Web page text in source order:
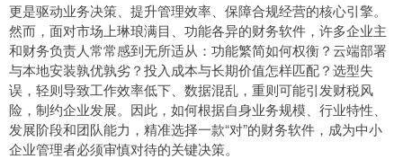
更是驱动业务决策、提升管理效率、保障合规经营的核心引擎。
然而，面对市场上琳琅满目、功能各异的财务软件，许多企业主
和财务负责人常常感到无所适从：功能繁简如何权衡？云端部署
与本地安装孰优孰劣？投入成本与长期价值怎样匹配？选型失
误，轻则导致工作效率低下、数据混乱，重则可能引发财税风
险，制约企业发展。因此，如何根据自身业务规模、行业特性、
发展阶段和团队能力，精准选择一款“对”的财务软件，成为中小
企业管理者必须审慎对待的关键决策。